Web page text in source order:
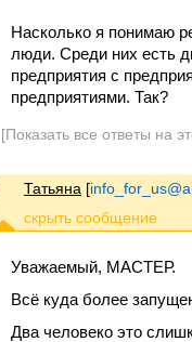
Насколько я понимаю
люди. Среди них есть
предприятия с
предприятиями. Так?
[Показать все ответы на
Татьяна [
Уважаемый, МАСТЕР.
Всё куда более
Два человеко это